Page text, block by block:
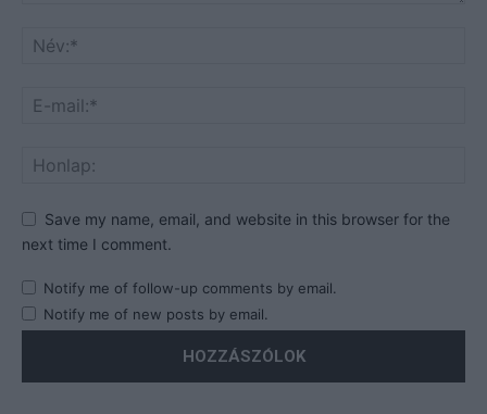
Save my name, email, and website in this browser for the
next time I comment.
Notify me of follow-up comments by email.
Notify me of new posts by email.